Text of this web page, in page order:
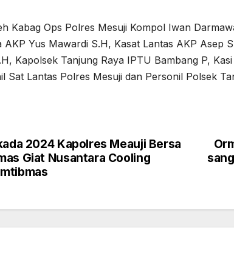
Kabag Ops Polres Mesuji Kompol Iwan
AKP Yus Mawardi S.H, Kasat Lantas AKP Asep
Kapolsek Tanjung Raya IPTU Bambang P,
Sat Lantas Polres Mesuji dan Personil Polsek
2024 Kapolres Meauji Bersa
Giat Nusantara Cooling